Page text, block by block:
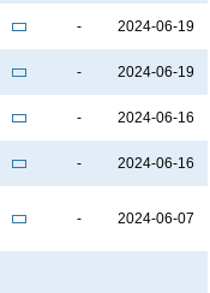
- 2024-06-19
- 2024-06-19
- 2024-06-16
- 2024-06-16
- 2024-06-07